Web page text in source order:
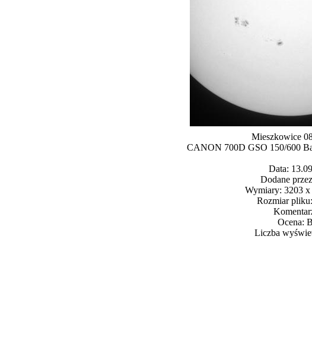
Mieszkowice
CANON 700D GSO 150/600
Data:
Dodane
Wymiary: 3203
Rozmiar
Ocena:
Liczba